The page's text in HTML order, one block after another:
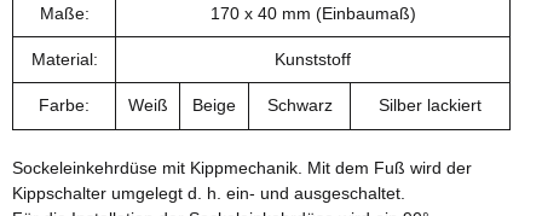
Maße: 170 x 40 mm (Einbaumaß)
Material: Kunststoff
Farbe: Weiß Beige Schwarz Silber lackiert
Sockeleinkehrdüse mit Kippmechanik. Mit dem Fuß wird der
Kippschalter umgelegt d. h. ein- und ausgeschaltet.